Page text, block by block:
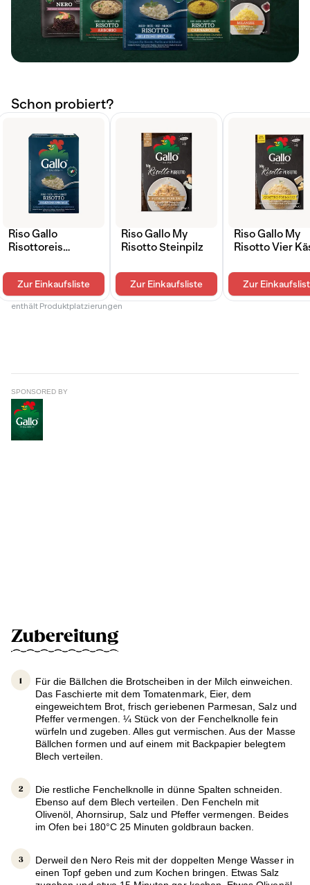
SPONSORED BY
Zubereitung
Für die Bällchen die Brotscheiben in der Milch einweichen.
Das Faschierte mit dem Tomatenmark, Eier, dem
eingeweichtem Brot, frisch geriebenen Parmesan, Salz und
Pfeffer vermengen. ¼ Stück von der Fenchelknolle fein
würfeln und zugeben. Alles gut vermischen. Aus der Masse
Bällchen formen und auf einem mit Backpapier belegtem
Blech verteilen.
Die restliche Fenchelknolle in dünne Spalten schneiden.
Ebenso auf dem Blech verteilen. Den Fencheln mit
Olivenöl, Ahornsirup, Salz und Pfeffer vermengen. Beides
im Ofen bei 180°C 25 Minuten goldbraun backen.
Derweil den Nero Reis mit der doppelten Menge Wasser in
einen Topf geben und zum Kochen bringen. Etwas Salz